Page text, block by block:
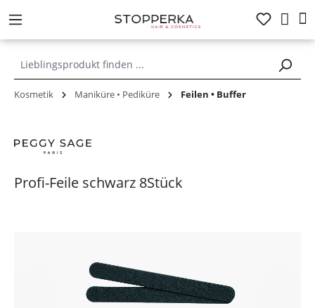
springen
Kosmetik Maniküre • Pediküre Feilen • Buffer
Profi-Feile schwarz 8Stück